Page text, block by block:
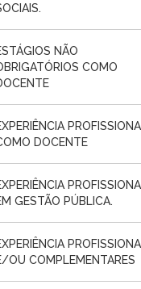
NÃO
COMO
DOCENTE
GESTÃO PÚBLICA.
OU COMPLEMENTARES